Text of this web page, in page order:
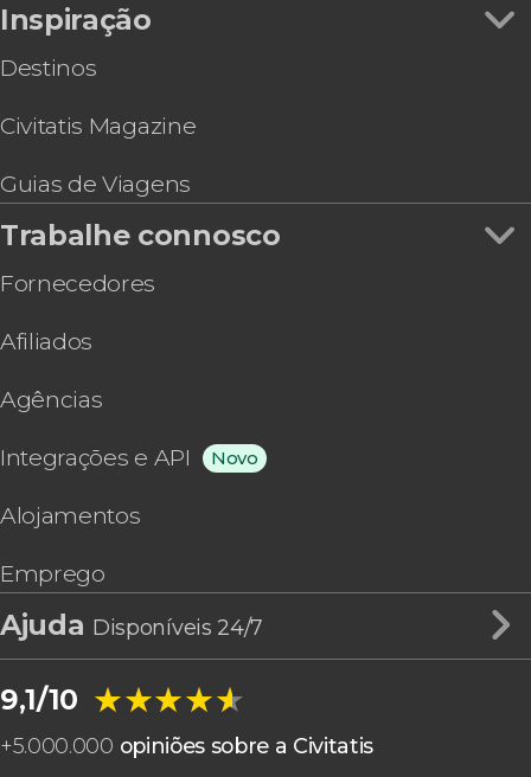
Inspiração
Destinos
Civitatis Magazine
Guias de Viagens
Trabalhe connosco
Fornecedores
Afiliados
Agências
Integrações e API Novo
Alojamentos
Emprego
Ajuda Disponíveis 24/7
9,1/10 ★★★★★
★★★★★
+5.000.000 opiniões sobre a Civitatis